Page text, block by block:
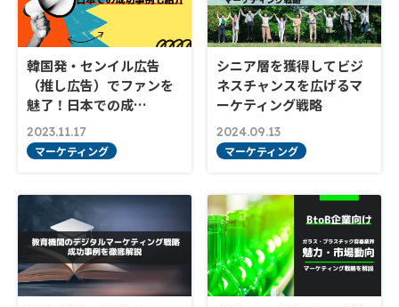
韓国発・センイル広告
（推し広告）でファンを
魅了！日本での成…
2023.11.17
マーケティング
シニア層を獲得してビジ
ネスチャンスを広げるマ
ーケティング戦略
2024.09.13
マーケティング